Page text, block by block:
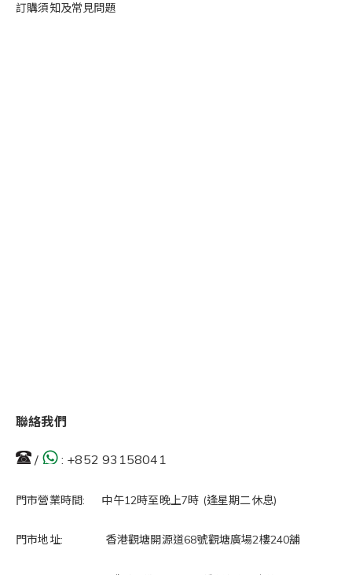
訂購須知及常見問題
聯絡我們
/ : +852 93158041
門市營業時間: 中午12時至晚上7時 (逢星期二休息)
門市地址: 香港觀塘開源道68號觀塘廣場2樓240舖